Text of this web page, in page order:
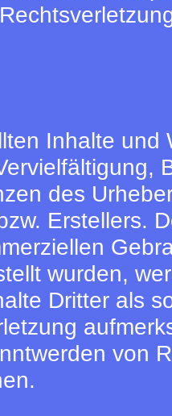
Inhalte
des
Erstellers.
wurden,
Dritter als
von